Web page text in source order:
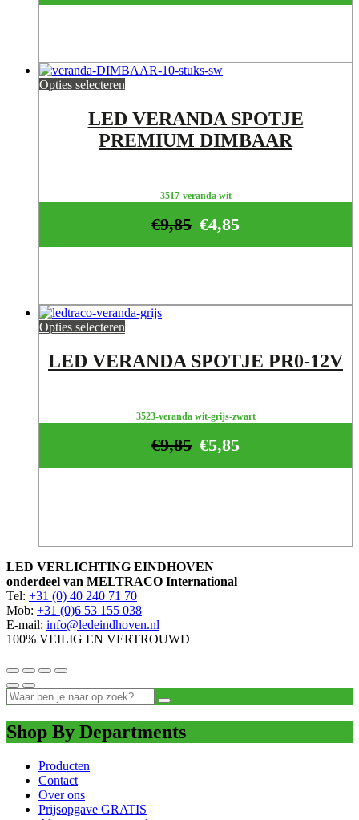
Opties selecteren
LED VERANDA SPOTJE
PREMIUM DIMBAAR
3517-veranda wit
€4,85
€9,85
Opties selecteren
LED VERANDA SPOTJE PR0-12V
3523-veranda wit-grijs-zwart
€5,85
€9,85
LED VERLICHTING EINDHOVEN
onderdeel van MELTRACO International
Tel: +31 (0) 40 240 71 70
Mob: +31 (0)6 53 155 038
E-mail: info@ledeindhoven.nl
100% VEILIG EN VERTROUWD
Shop By Departments
Producten
Contact
Over ons
Prijsopgave GRATIS